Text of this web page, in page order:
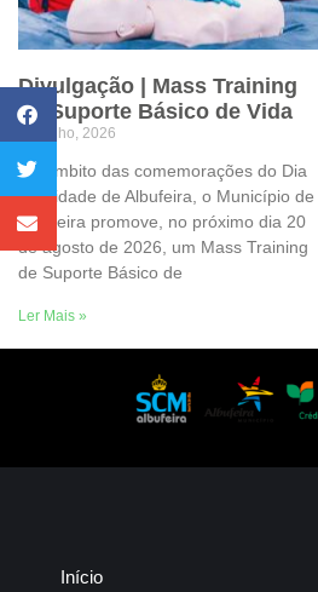
Divulgação | Mass Training
de Suporte Básico de Vida
22 Julho, 2026
No âmbito das comemorações do Dia
da Cidade de Albufeira, o Município de
Albufeira promove, no próximo dia 20
de agosto de 2026, um Mass Training
de Suporte Básico de
Ler Mais »
Início